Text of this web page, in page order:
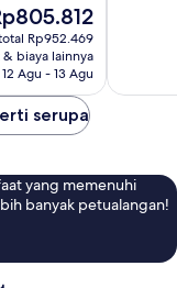
Rp952.469
biaya lainnya
12 Agu - 13 Agu
serupa
yang memenuhi
banyak petualangan!